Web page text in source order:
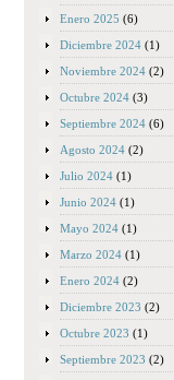
Enero 2025 (6)
Diciembre 2024 (1)
Noviembre 2024 (2)
Octubre 2024 (3)
Septiembre 2024 (6)
Agosto 2024 (2)
Julio 2024 (1)
Junio 2024 (1)
Mayo 2024 (1)
Marzo 2024 (1)
Enero 2024 (2)
Diciembre 2023 (2)
Octubre 2023 (1)
Septiembre 2023 (2)